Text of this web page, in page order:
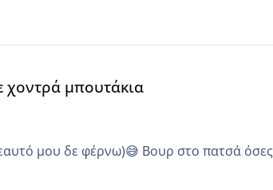
χοντρά μπουτάκια
μου δε φέρνω)😅 Βουρ στο πατσά όσες